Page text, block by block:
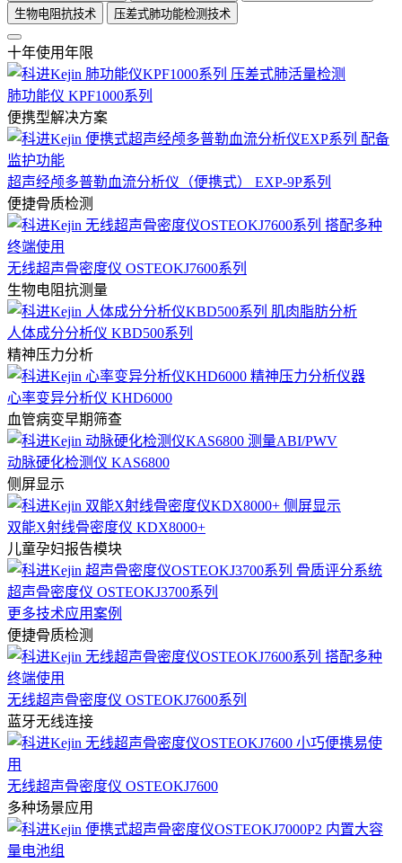
生物电阻抗技术
压差式肺功能检测技术
十年使用年限
肺功能仪 KPF1000系列
便携型解决方案
超声经颅多普勒血流分析仪（便携式） EXP-9P系列
便捷骨质检测
无线超声骨密度仪 OSTEOKJ7600系列
生物电阻抗测量
人体成分分析仪 KBD500系列
精神压力分析
心率变异分析仪 KHD6000
血管病变早期筛查
动脉硬化检测仪 KAS6800
侧屏显示
双能X射线骨密度仪 KDX8000+
儿童孕妇报告模块
超声骨密度仪 OSTEOKJ3700系列
更多技术应用案例
便捷骨质检测
无线超声骨密度仪 OSTEOKJ7600系列
蓝牙无线连接
无线超声骨密度仪 OSTEOKJ7600
多种场景应用